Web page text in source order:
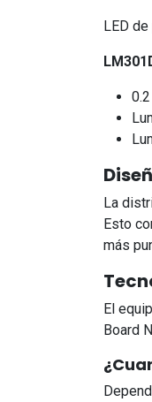
LED
La
Esto
más
El
Board